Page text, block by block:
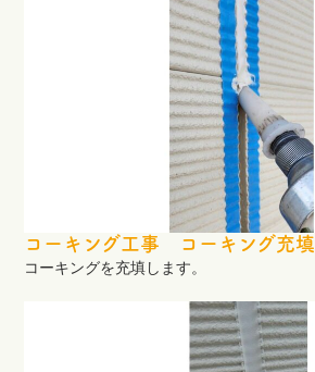
コーキング工事 コーキング充填
コーキングを充填します。